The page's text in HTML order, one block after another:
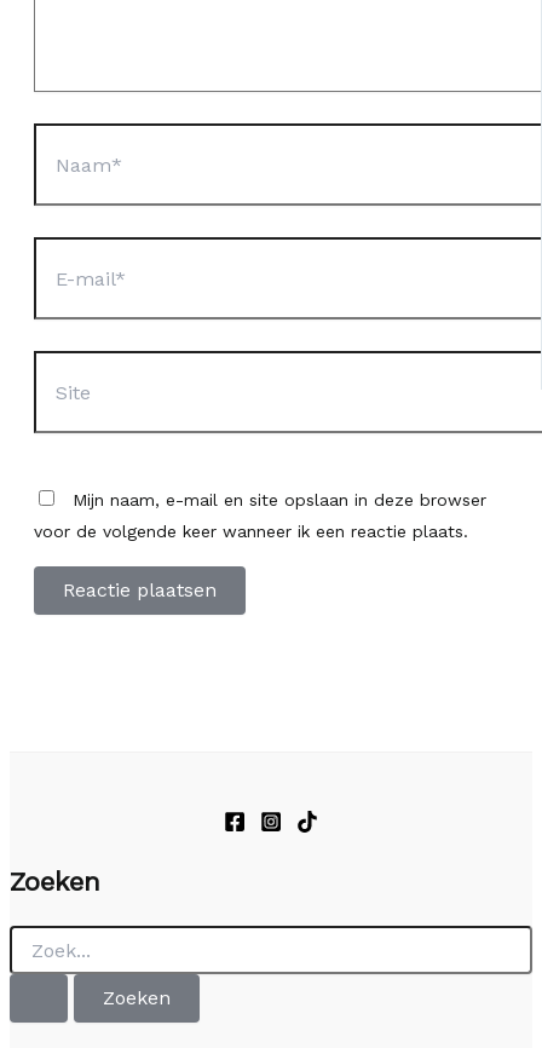
mail*
Mijn naam, e-mail en site opslaan in deze browser
voor de volgende keer wanneer ik een reactie plaats.
Zoeken
Zoek
naar: